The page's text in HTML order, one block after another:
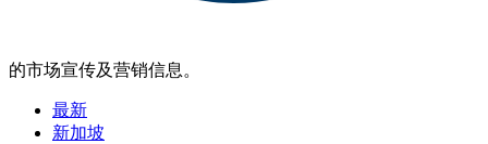
的市场宣传及营销信息。
最新
新加坡